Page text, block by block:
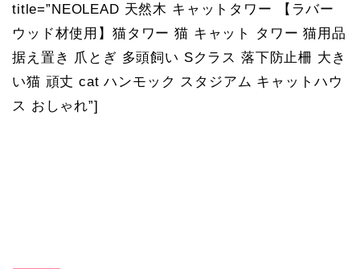
title=”NEOLEAD 天然木 キャットタワー 【ラバー
ウッド材使用】猫タワー 猫 キャット タワー 猫用品
据え置き 爪とぎ 多頭飼い Sクラス 落下防止柵 大き
い猫 頑丈 cat ハンモック スタジアム キャットハウ
ス おしゃれ”]